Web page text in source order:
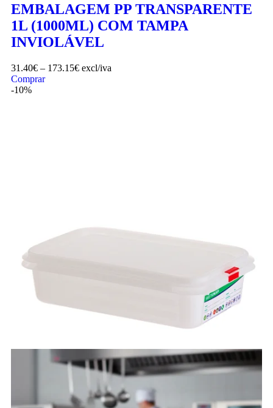
EMBALAGEM PP TRANSPARENTE
1L (1000ML) COM TAMPA
INVIOLÁVEL
31.40€ – 173.15€ excl/iva
Comprar
-10%